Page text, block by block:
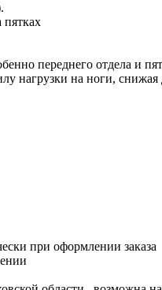
переднего отдела и
нагрузки на ноги,
при оформлении заказа